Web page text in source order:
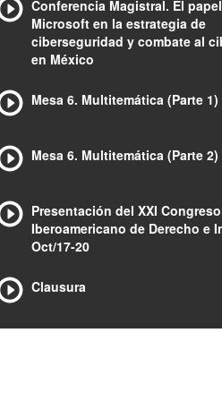
Conferencia Magistral. El
Microsoft en la estrategia de
ciberseguridad y combate al
en México
Mesa 6. Multitemática (Parte 1)
Mesa 6. Multitemática (Parte 2)
Presentación del XXI Congreso
Iberoamericano de Derecho e
Oct/17-20
Clausura